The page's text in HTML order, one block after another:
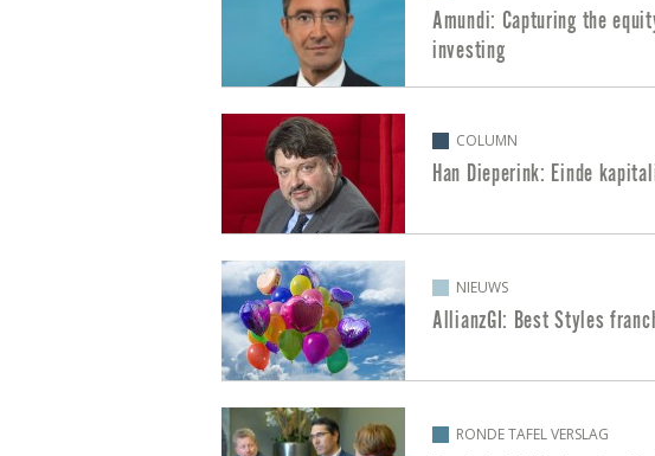
Amundi: Capturing the
investing
COLUMN
Han Dieperink: Einde
NIEUWS
AllianzGI: Best Styles
RONDE TAFEL VERSLAG